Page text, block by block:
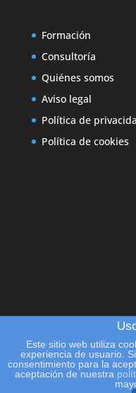
Formación
Consultoría
Quiénes somos
Aviso legal
Política de
Política de cookies
Este sitio web utiliza
experiencia de usuario.
consentimiento para la
aceptación de nuestra